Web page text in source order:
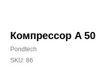
Компрессор A 50
Pondtech
SKU: 86